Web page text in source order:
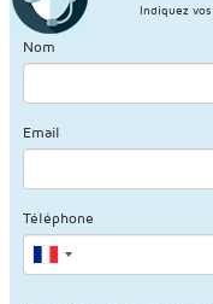
Indiquez vos
Nom
Email
Téléphone